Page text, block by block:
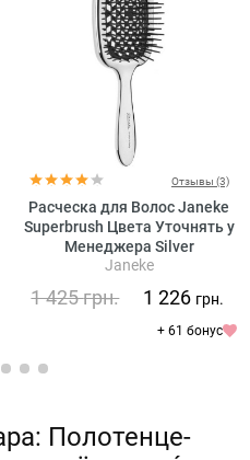
Отзывы (3)
Расческа для Волос Janeke
Superbrush Цвета Уточнять у
Менеджера Silver
Janeke
1 425грн. 1 226 грн.
+ 61 бонус
Полотенце-